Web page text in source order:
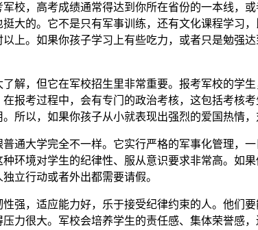
校，高考成绩通常得达到你所在省份的一本线
大的。它不是只有军事训练，还有文化课程学习
上。如果你孩子学习上有些吃力，或者只是勉
解，但它在军校招生里非常重要。报考军校的学
报考过程中，会有专门的政治考核，这包括考核
所以，如果你孩子从小就表现出强烈的爱国热情
通大学完全不一样。它实行严格的军事化管理，
环境对学生的纪律性、服从意识要求非常高。如
立行动或者外出都需要请假。
强，适应能力好，乐于接受纪律约束的人。他
力很大。军校会培养学生的责任感、集体荣誉